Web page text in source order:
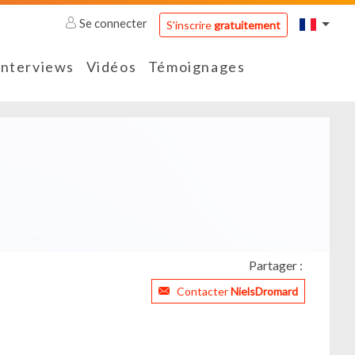
Se connecter S'inscriregratuitement
Vidéos Témoignages
Partager :
ContacterNielsDromard